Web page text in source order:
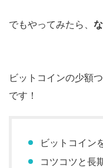
でもやってみたら、
ビットコインの少額
です！
ビットコイン
コツコツと長